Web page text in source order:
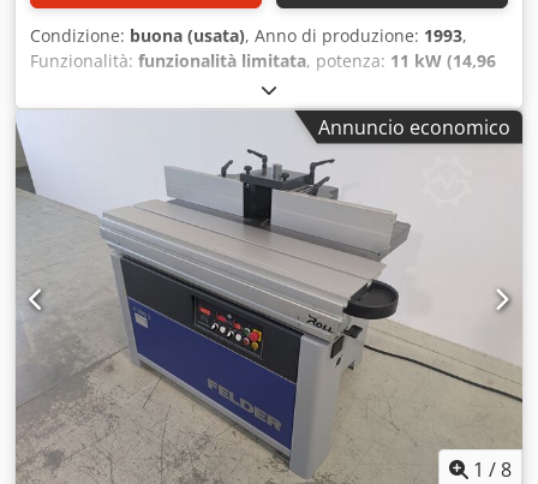
Condizione: buona (usata), Anno di produzione: 1993,
Funzionalità: funzionalità limitata, potenza: 11 kW (14,96
, diametro del mandrino:30 mm
2.600 mm, Piano di lavoro in ghisa lavorato a pialla
Lunghezza del piano di lavoro: 2600 mm Regolazione
motorizzata in altezza e inclinazione Csdpozp I Eksfx
Aggorf Campo di inclinazione: da -5° a +45° Dispositivo di
avanzamento 4 velocità: 3/4/6/9000 giri/min Campo di
regolazione del mandrino di fresatura: 150 mm Guide di
riferimento Aigner La macchina è in ottime condizioni
Freno motore non funzionante Display digitale non
funzionante
Annuncio economico
1 /8